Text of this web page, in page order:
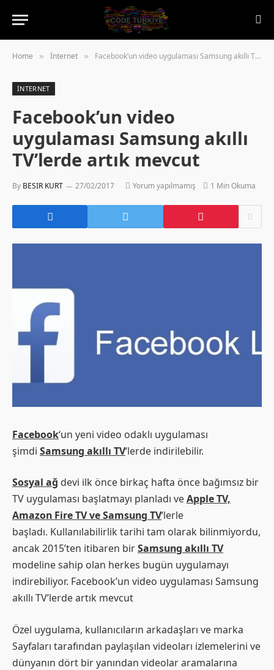
Home » İnternet » Facebook’un video uygulaması Samsung akıllı TV’lerde artık mevcut
İNTERNET
Facebook’un video
uygulaması Samsung akıllı
TV’lerde artık mevcut
By BESIR KURT 27/02/2017 Yorum yapılmamış 1 Min Okuma
Facebook‘un yeni video odaklı uygulaması
şimdi Samsung akıllı TV‘lerde indirilebilir.
Sosyal ağ devi ilk önce birkaç hafta önce bağımsız bir
TV uygulaması başlatmayı planladı veApple TV,
Amazon Fire TV ve Samsung TV‘lerle
başladı. Kullanılabilirlik tarihi tam olarak bilinmiyordu,
ancak 2015’ten itibaren birSamsung akıllı TV
modeline sahip olan herkes bugün uygulamayı
indirebiliyor. Facebook’un video uygulaması Samsung
akıllı TV’lerde artık mevcut
Özel uygulama, kullanıcıların arkadaşları ve marka
Sayfaları tarafından paylaşılan videoları izlemelerini ve
dünyanın dört bir yanından videolar aramalarına